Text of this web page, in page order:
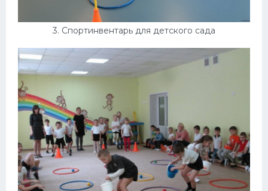
3. Спортинвентарь для детского сада